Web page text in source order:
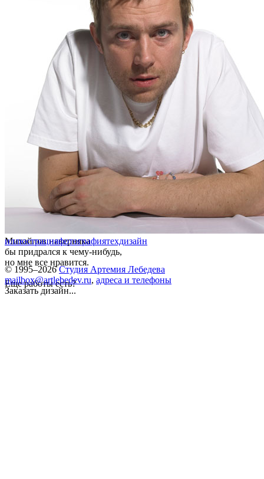
Михайлов наверняка
бы придрался к чему-нибудь,
но мне все нравится.
Еще работы есть?
иллюстрацияфотографиятехдизайн
© 1995–2026 Студия Артемия Лебедева
mailbox@artlebedev.ru, адреса и телефоны
Заказать дизайн...